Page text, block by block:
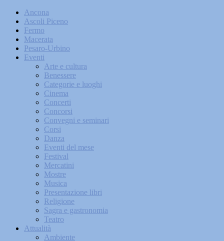
Ancona
Ascoli Piceno
Fermo
Macerata
Pesaro-Urbino
Eventi
Arte e cultura
Benessere
Categorie e luoghi
Cinema
Concerti
Concorsi
Convegni e seminari
Corsi
Danza
Eventi del mese
Festival
Mercatini
Mostre
Musica
Presentazione libri
Religione
Sagra e gastronomia
Teatro
Attualità
Ambiente